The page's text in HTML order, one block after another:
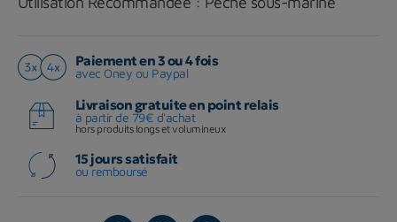
Paiement en 3 ou 4 fois
avec Oney ou Paypal
Livraison gratuite en point relais
à partir de 79€ d'achat
hors produits longs et volumineux
15 jours satisfait
ou remboursé